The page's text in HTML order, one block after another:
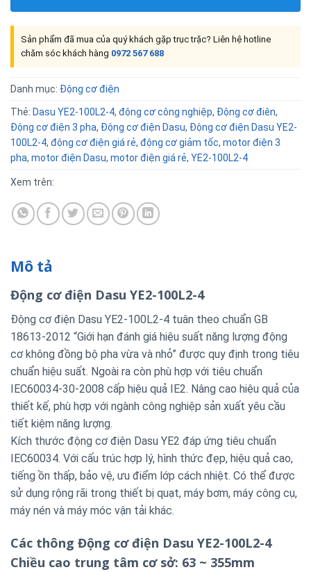
Sản phẩm đã mua của quý khách gặp trục trặc? Liên hệ hotline
chăm sóc khách hàng 0972 567 688
Danh mục: Động cơ điện
Thẻ: Dasu YE2-100L2-4, động cơ công nghiệp, Động cơ điên,
Động cơ điện 3 pha, Động cơ điện Dasu, Động cơ điện Dasu YE2-
100L2-4, động cơ điện giá rẻ, động cơ giảm tốc, motor điện 3
pha, motor điện Dasu, motor điện giá rẻ, YE2-100L2-4
Xem trên:
Mô tả
Động cơ điện Dasu YE2-100L2-4
Động cơ điện Dasu YE2-100L2-4 tuân theo chuẩn GB
18613-2012 “Giới hạn đánh giá hiệu suất năng lượng động
cơ không đồng bộ pha vừa và nhỏ” được quy định trong tiêu
chuẩn hiệu suất. Ngoài ra còn phù hợp với tiêu chuẩn
IEC60034-30-2008 cấp hiệu quả IE2. Nâng cao hiệu quả của
thiết kế, phù hợp với ngành công nghiệp sản xuất yêu cầu
tiết kiệm năng lượng.
Kích thước động cơ điện Dasu YE2 đáp ứng tiêu chuẩn
IEC60034. Với cấu trúc hợp lý, hình thức đẹp, hiệu quả cao,
tiếng ồn thấp, bảo vệ, ưu điểm lớp cách nhiệt. Có thể được
sử dụng rộng rãi trong thiết bị quạt, máy bơm, máy công cụ,
máy nén và máy móc vận tải khác.
Các thông Động cơ điện Dasu YE2-100L2-4
Chiều cao trung tâm cơ sở: 63 ~ 355mm